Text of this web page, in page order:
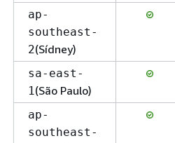
ap-
southeast-
2(Sídney)
sa-east-
1(São Paulo)
ap-
southeast-